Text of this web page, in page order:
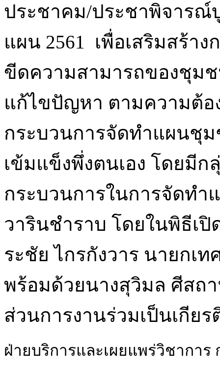
ประชาคม/ประชาพิจาร
แผน 2561 เพื่อเสริมสร้า
ขีดความสามารถของชุม
แก้ไขปัญหา ตามความต้อ
กระบวนการจัดทำแผนชุ
เข้มแข็งพึ่งตนเอง โดยมีก
กระบวนการในการจัดทำ
วารินชำราบ โดยในพิธีเปิ
ระชัย ไกรกังวาร นายกเ
พร้อมด้วยนางสุวิมล ศีสถ
ส่วนการงานร่วมเป็นเกียร
ฝ่ายบริการและเผยแพร่วิชากา